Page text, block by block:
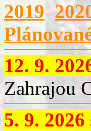
2019
12. 9.
Zahrajou
5. 9.